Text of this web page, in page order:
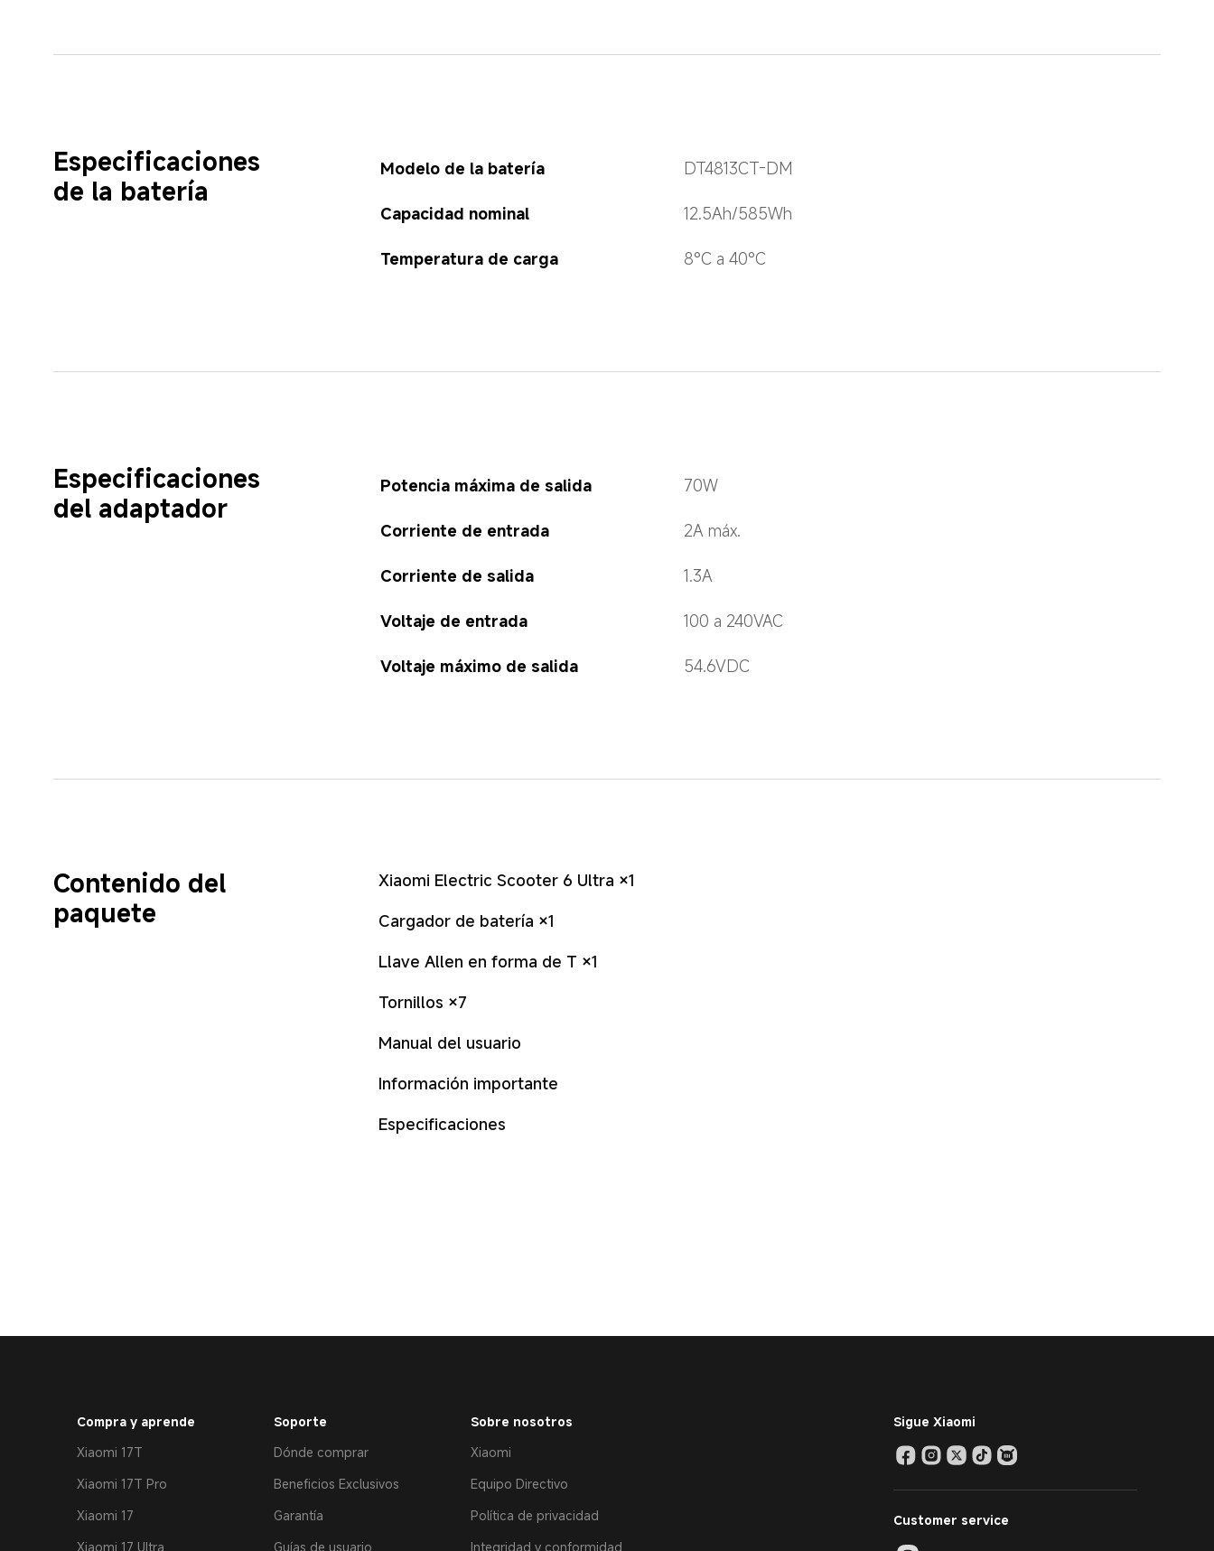
Especificaciones
de la batería
Modelo de la batería DT4813CT-DM
Capacidad nominal 12.5Ah/585Wh
Temperatura de carga 8°C a 40°C
Especificaciones
del adaptador
Potencia máxima de salida 70W
Corriente de entrada 2A máx.
Corriente de salida 1.3A
Voltaje de entrada 100 a 240VAC
Voltaje máximo de salida 54.6VDC
Contenido del
paquete
Xiaomi Electric Scooter 6 Ultra ×1
Cargador de batería ×1
Llave Allen en forma de T ×1
Tornillos ×7
Manual del usuario
Información importante
Especificaciones
Compra y aprende
Xiaomi 17T
Xiaomi 17T Pro
Xiaomi 17
Xiaomi 17 Ultra
Soporte
Dónde comprar
Beneficios Exclusivos
Garantía
Guías de usuario
Sobre nosotros
Xiaomi
Equipo Directivo
Política de privacidad
Integridad y conformidad
Sigue Xiaomi
Customer service